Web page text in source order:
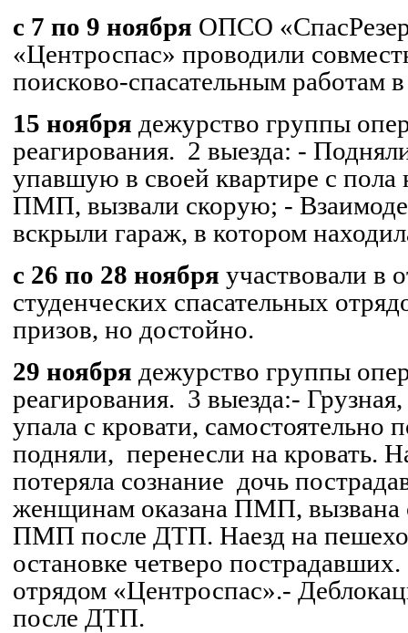
с 7 по 9 ноября ОПСО
«Центроспас» проводили
поисково-спасательным работам
15 ноября дежурство группы
реагирования. 2 выезда: -
упавшую в своей квартире с пола
ПМП, вызвали скорую; -
вскрыли гараж, в котором
с 26 по 28 ноября участвовали в
студенческих спасательных
призов, но достойно.
29 ноября дежурство группы
реагирования. 3 выезда:- Грузная,
упала с кровати, самостоятельно
подняли, перенесли на кровать.
потеряла сознание дочь
женщинам оказана ПМП, вызвана
ПМП после ДТП. Наезд на
остановке четверо
отрядом «Центроспас».-
после ДТП.